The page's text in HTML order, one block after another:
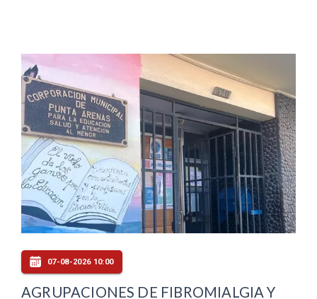
07-08-2026 10:00
AGRUPACIONES DE FIBROMIALGIA Y